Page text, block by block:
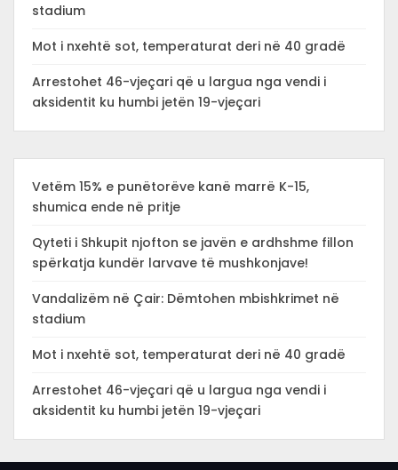
stadium
Mot i nxehtë sot, temperaturat deri në 40 gradë
Arrestohet 46-vjeçari që u largua nga vendi i
aksidentit ku humbi jetën 19-vjeçari
Vetëm 15% e punëtorëve kanë marrë K-15,
shumica ende në pritje
Qyteti i Shkupit njofton se javën e ardhshme fillon
spërkatja kundër larvave të mushkonjave!
Vandalizëm në Çair: Dëmtohen mbishkrimet në
stadium
Mot i nxehtë sot, temperaturat deri në 40 gradë
Arrestohet 46-vjeçari që u largua nga vendi i
aksidentit ku humbi jetën 19-vjeçari